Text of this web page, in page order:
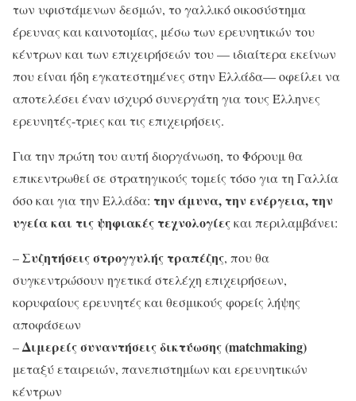
των υφιστάμενων δεσμών, το γαλλικό οικοσύστημα
έρευνας και καινοτομίας, μέσω των ερευνητικών του
κέντρων και των επιχειρήσεών του — ιδιαίτερα εκείνων
που είναι ήδη εγκατεστημένες στην Ελλάδα— οφείλει να
αποτελέσει έναν ισχυρό συνεργάτη για τους Έλληνες
ερευνητές-τριες και τις επιχειρήσεις.
Για την πρώτη του αυτή διοργάνωση, το Φόρουμ θα
επικεντρωθεί σε στρατηγικούς τομείς τόσο για τη Γαλλία
όσο και για την Ελλάδα: την άμυνα, την ενέργεια, την
υγεία και τις ψηφιακές τεχνολογίεςκαι περιλαμβάνει:
–Συζητήσεις στρογγυλής τραπέζης, που θα
συγκεντρώσουν ηγετικά στελέχη επιχειρήσεων,
κορυφαίους ερευνητές και θεσμικούς φορείς λήψης
αποφάσεων
–Διμερείς συναντήσεις δικτύωσης (matchmaking)
μεταξύ εταιρειών, πανεπιστημίων και ερευνητικών
κέντρων